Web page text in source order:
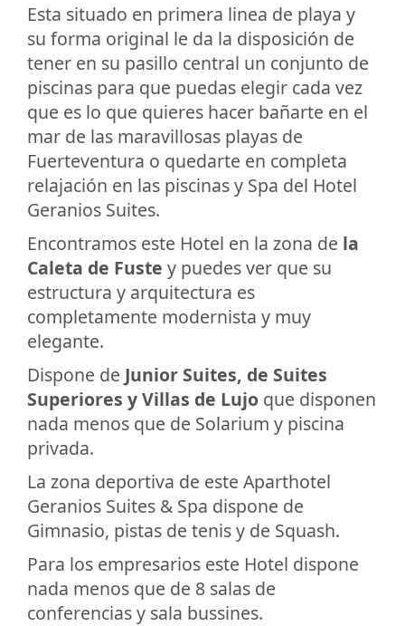
Esta situado en primera linea de playa y
su forma original le da la disposición de
tener en su pasillo central un conjunto de
piscinas para que puedas elegir cada vez
que es lo que quieres hacer bañarte en el
mar de las maravillosas playas de
Fuerteventura o quedarte en completa
relajación en las piscinas y Spa del Hotel
Geranios Suites.
Encontramos este Hotel en la zona de la
Caleta de Fuste y puedes ver que su
estructura y arquitectura es
completamente modernista y muy
elegante.
Dispone de Junior Suites, de Suites
Superiores y Villas de Lujo que disponen
nada menos que de Solarium y piscina
privada.
La zona deportiva de este Aparthotel
Geranios Suites & Spa dispone de
Gimnasio, pistas de tenis y de Squash.
Para los empresarios este Hotel dispone
nada menos que de 8 salas de
conferencias y sala bussines.